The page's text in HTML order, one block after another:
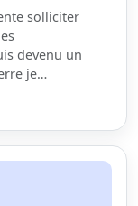
solliciter
devenu un
je…